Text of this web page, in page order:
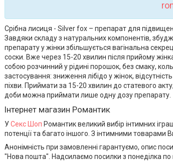
Срібна лисиця - Silver fox – препарат для
Завдяки складу з натуральних компонентів,
препарату у жінки збільшується вагінальна
соски. Вже через 15-20 хвилин після прийому
собою розчинний у рідині порошок, без смаку,
застосування: зниження лібідо у жінок,
піхви. Приймати за 15-20 хвилин до статевого
доби можна приймати лише одну дозу препарату.
Інтернет магазин Романтик
УСекс Шоп Романтик великий вибір інтимних
потенції та багато іншого. З інтимними
Анонімність при замовленні гарантуємо, опис
"Нова пошта". Надсилаємо посилки з понеділка